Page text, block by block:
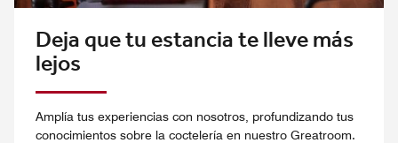
Deja que tu estancia te lleve más
lejos
Amplía tus experiencias con nosotros, profundizando tus
conocimientos sobre la coctelería en nuestro Greatroom.